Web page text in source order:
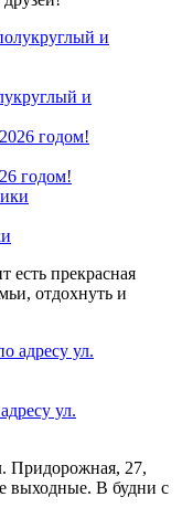
и
годом!
есть прекрасная
отдохнуть и
ул.
Придорожная, 27,
выходные. В будни с